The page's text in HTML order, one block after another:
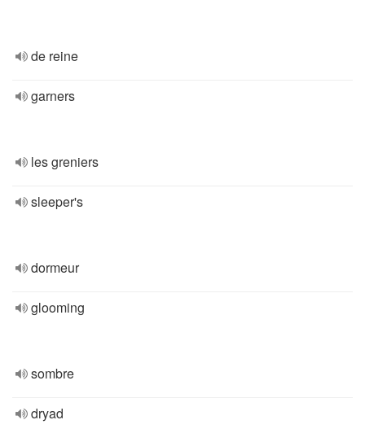
de reine
garners
les greniers
sleeper's
dormeur
glooming
sombre
dryad